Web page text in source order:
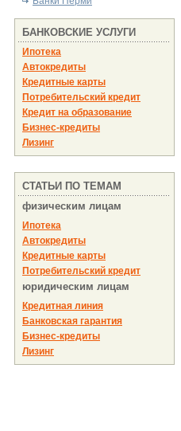
БАНКОВСКИЕ УСЛУГИ
Ипотека
Автокредиты
Кредитные карты
Потребительский кредит
Кредит на образование
Бизнес-кредиты
Лизинг
СТАТЬИ ПО ТЕМАМ
физическим лицам
Ипотека
Автокредиты
Кредитные карты
Потребительский кредит
юридическим лицам
Кредитная линия
Банковская гарантия
Бизнес-кредиты
Лизинг